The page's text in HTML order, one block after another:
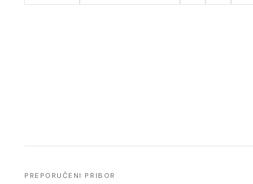
PREPORUČENI PRIBOR